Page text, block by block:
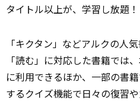
タイトル以上が、学習し放題！
「キクタン」などアルクの人
「読む」に対応した書籍では
に利用できるほか、一部の書
するクイズ機能で日々の復習や